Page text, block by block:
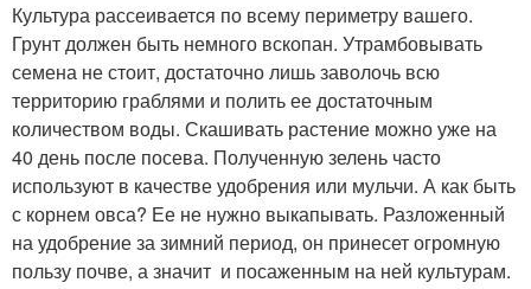
Культура рассеивается по всему периметру вашего.
Грунт должен быть немного вскопан. Утрамбовывать
семена не стоит, достаточно лишь заволочь всю
территорию граблями и полить ее достаточным
количеством воды. Скашивать растение можно уже на
40 день после посева. Полученную зелень часто
используют в качестве удобрения или мульчи. А как быть
с корнем овса? Ее не нужно выкапывать. Разложенный
на удобрение за зимний период, он принесет огромную
пользу почве, а значит и посаженным на ней культурам.